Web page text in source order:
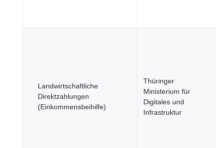
Landwirtschaftliche
Direktzahlungen
(Einkommensbeihilfe)
Thüringer
Ministerium für
Digitales und
Infrastruktur